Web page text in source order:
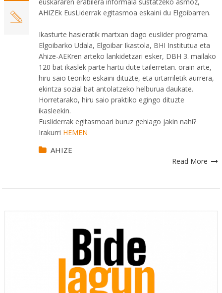
AHIZEk EusLiderrak egitasmoa eskaini du Elgoibarren.
Ikasturte hasieratik martxan dago euslider programa.
Elgoibarko Udala, Elgoibar Ikastola, BHI Institutua eta
Ahize-AEKren arteko lankidetzari esker, DBH 3. mailako
120 bat ikaslek parte hartu dute tailerretan. orain arte,
hiru saio teoriko eskaini dituzte, eta urtarriletik aurrera,
ekintza sozial bat antolatzeko helburua daukate.
Horretarako, hiru saio praktiko egingo dituzte
ikasleekin.
Eusliderrak egitasmoari buruz gehiago jakin nahi?
Irakurri HEMEN
AHIZE
Read More